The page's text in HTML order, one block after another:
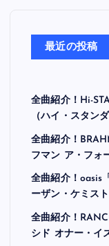
最近の投稿
全曲紹介！Hi-
（ハイ・スタン
全曲紹介！
フマン ア・フォ
全曲紹介！oasis
ーザン・ケミスト
全曲紹介！
シド オナー・イ